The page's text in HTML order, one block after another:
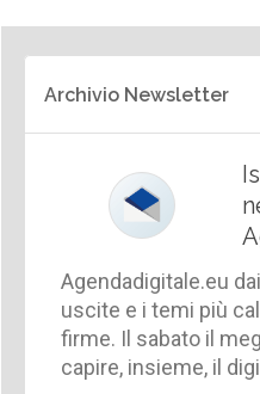
Archivio Newsletter
Agendadigitale.eu
uscite e i temi più
firme. Il sabato il
capire, insieme, il